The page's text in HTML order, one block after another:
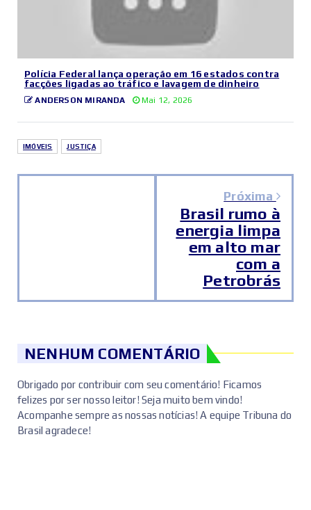
Polícia Federal lança operação em 16 estados contra
facções ligadas ao tráfico e lavagem de dinheiro
ANDERSON MIRANDA Mai 12, 2026
IMÓVEIS JUSTIÇA
Próxima
Brasil rumo à
energia limpa
em alto mar
com a
Petrobrás
NENHUM COMENTÁRIO
Obrigado por contribuir com seu comentário! Ficamos
felizes por ser nosso leitor! Seja muito bem vindo!
Acompanhe sempre as nossas notícias! A equipe Tribuna do
Brasil agradece!